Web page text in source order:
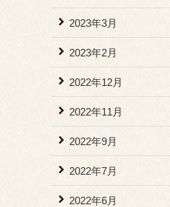
2023年3月
2023年2月
2022年12月
2022年11月
2022年9月
2022年7月
2022年6月